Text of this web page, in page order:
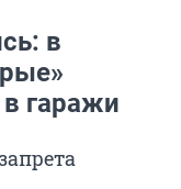
в
гаражи